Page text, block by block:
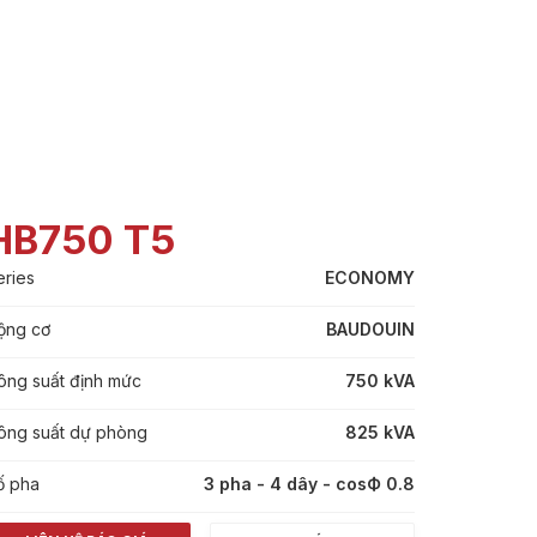
T5
ECONOMY
cơ BAUDOUIN
suất định mức 750 kVA
suất dự phòng 825 kVA
pha 3 pha - 4 dây - cosФ 0.8